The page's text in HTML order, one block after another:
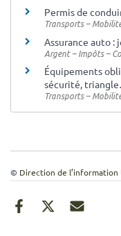
Permis de
Transports –
Assurance auto :
Argent – Impôts –
Équipements
sécurité,
Transports –
© Direction de